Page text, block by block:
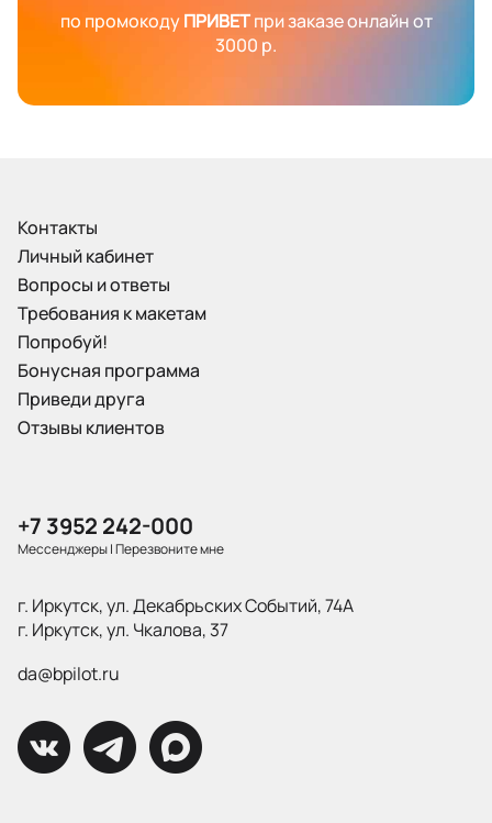
по промокодуПРИВЕТпри заказе онлайн от
3000 р.
Контакты
Личный кабинет
Вопросы и ответы
Требования к макетам
Попробуй!
Бонусная программа
Приведи друга
Отзывы клиентов
+7 3952 242-000
Мессенджеры|Перезвоните мне
г. Иркутск, ул. Декабрьских Событий, 74А
г. Иркутск, ул. Чкалова, 37
da@bpilot.ru